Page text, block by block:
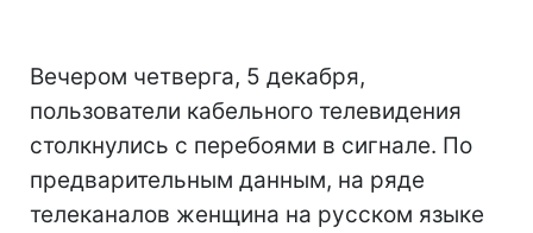
Вечером четверга, 5 декабря,
пользователи кабельного телевидения
столкнулись с перебоями в сигнале. По
предварительным данным, на ряде
телеканалов женщина на русском языке